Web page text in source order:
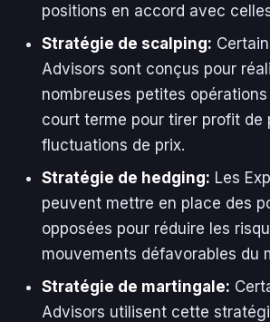
positions en accord avec
Stratégie de scalping:
Advisors sont conçus pour
nombreuses petites
court terme pour tirer profit de
fluctuations de prix.
Stratégie de hedging: Les
peuvent mettre en place des
opposées pour réduire les
mouvements défavorables du
Stratégie de martingale:
Advisors utilisent cette